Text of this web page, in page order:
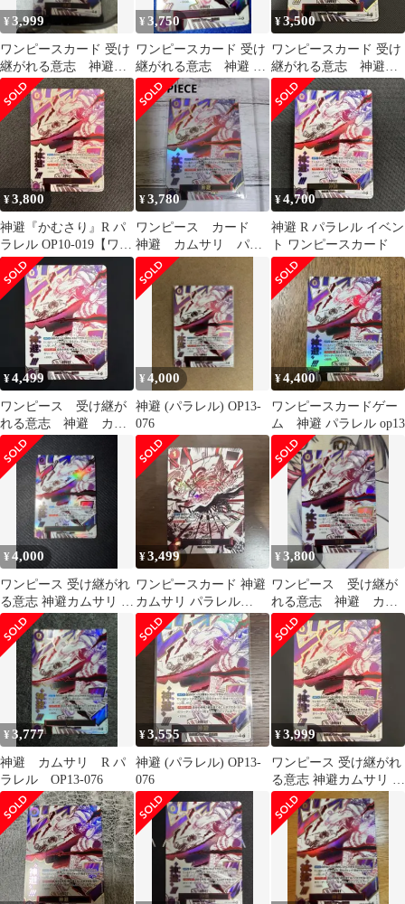
¥3,999
ワンピースカード 受け
継がれる意志 神避
カムサリ R パラレル
¥3,750
ワンピースカード 受け
継がれる意志 神避 R
パラレル OP13-076
¥3,500
ワンピースカード 受け
継がれる意志 神避
カムサリ R パラレル
¥3,800
神避『かむさり』R パ
ラレル OP10-019【ワン
ピースカード】
¥3,780
ワンピース カード
神避 カムサリ パラ
レル
¥4,700
神避 R パラレル イベン
ト ワンピースカード
¥4,499
ワンピース 受け継が
れる意志 神避 カム
サリ R パラレル
OP13-076
¥4,000
神避 (パラレル) OP13-
076
¥4,400
ワンピースカードゲー
ム 神避 パラレル op13
¥4,000
ワンピース 受け継がれ
る意志 神避カムサリ R
パラレル OP13-076
¥3,499
ワンピースカード 神避
カムサリ パラレル
OP13-076
¥3,800
ワンピース 受け継が
れる意志 神避 カム
サリ R パラレル
OP13-076
¥3,777
神避 カムサリ R パ
ラレル OP13-076
¥3,555
神避 (パラレル) OP13-
076
¥3,999
ワンピース 受け継がれ
る意志 神避カムサリ R
パラレル OP13-076